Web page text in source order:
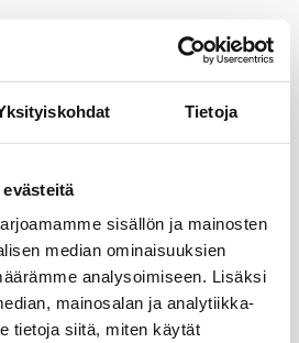
Tietoja
sisällön ja mainosten
median ominaisuuksien
analysoimiseen. Lisäksi
mainosalan ja analytiikka-
tietoja siitä, miten käytät